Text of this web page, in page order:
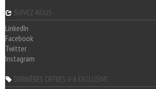
SUIVEZ-NOUS
LinkedIn
Facebook
Twitter
Instagram
DERNIÈRES OFFRES V-A EXCLUSIVE